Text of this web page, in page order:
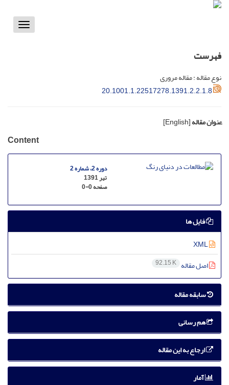
Toggle
فهرست
نوع مقاله : مقاله مروری
20.1001.1.22517278.1391.2.2.1.8
عنوان مقاله[English]
Content
دوره 2، شماره 2
تیر 1391
صفحه0-0
فایل ها
اصل مقاله 92.15 K
سابقه مقاله
هم رسانی
ارجاع به این مقاله
آمار